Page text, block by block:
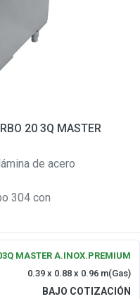
20 3Q MASTER
de acero
304 con
MASTER A.INOX.PREMIUM
0.39 x 0.88 x 0.96 m(Gas)
BAJO COTIZACIÓN